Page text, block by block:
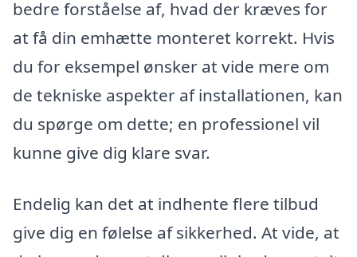
bedre forståelse af, hvad der kræves for
at få din emhætte monteret korrekt. Hvis
du for eksempel ønsker at vide mere om
de tekniske aspekter af installationen, kan
du spørge om dette; en professionel vil
kunne give dig klare svar.
Endelig kan det at indhente flere tilbud
give dig en følelse af sikkerhed. At vide, at